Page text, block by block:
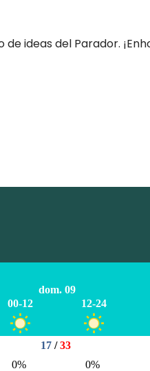
ideas del Parador.